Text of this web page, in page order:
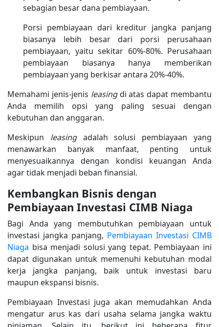
sebagian besar dana pembiayaan.
Porsi pembiayaan dari kreditur jangka panjang
biasanya lebih besar dari porsi perusahaan
pembiayaan, yaitu sekitar 60%-80%. Perusahaan
pembiayaan biasanya hanya memberikan
pembiayaan yang berkisar antara 20%-40%.
Memahami jenis-jenis leasingdi atas dapat membantu
Anda memilih opsi yang paling sesuai dengan
kebutuhan dan anggaran.
Meskipun leasing adalah solusi pembiayaan yang
menawarkan banyak manfaat, penting untuk
menyesuaikannya dengan kondisi keuangan Anda
agar tidak menjadi beban finansial.
Kembangkan Bisnis dengan
Pembiayaan Investasi CIMB Niaga
Bagi Anda yang membutuhkan pembiayaan untuk
investasi jangka panjang, Pembiayaan Investasi CIMB
Niaga bisa menjadi solusi yang tepat. Pembiayaan ini
dapat digunakan untuk memenuhi kebutuhan modal
kerja jangka panjang, baik untuk investasi baru
maupun ekspansi bisnis.
Pembiayaan Investasi juga akan memudahkan Anda
mengatur arus kas dari usaha selama jangka waktu